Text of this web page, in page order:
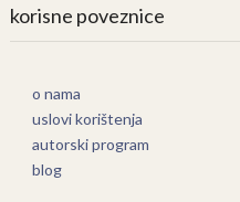
korisne poveznice
o nama
uslovi korištenja
autorski program
blog